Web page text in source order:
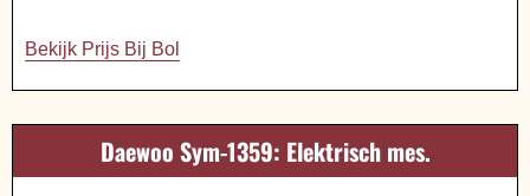
Bekijk Prijs Bij Bol
Daewoo Sym-1359: Elektrisch mes.